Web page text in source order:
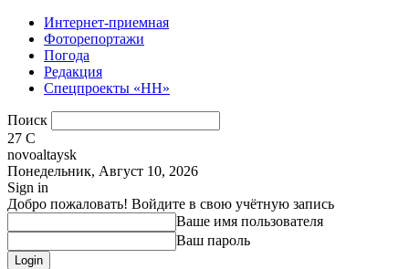
Интернет-приемная
Фоторепортажи
Погода
Редакция
Спецпроекты «НН»
Поиск
27 C
novoaltaysk
Понедельник, Август 10, 2026
Sign in
Добро пожаловать! Войдите в свою учётную запись
Ваше имя пользователя
Ваш пароль